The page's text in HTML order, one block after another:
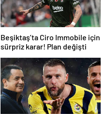
Beşiktaş’ta Ciro Immobile için
sürpriz karar! Plan değişti